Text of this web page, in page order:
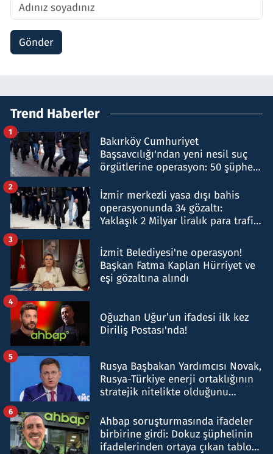
Gönder
Trend Haberler
Bakırköy Cumhuriyet
Başsavcılığı'ndan yeni nesil suç
örgütlerine operasyon: 50 şüpheli
1
İzmir merkezli yasa dışı bahis
operasyonunda 34 gözaltı:
Yaklaşık 2 Milyar liralık para trafiği
2
İzmit Belediyesi'ne operasyon!
Başkan Fatma Kaplan Hürriyet ve
eşi gözaltına alındı
3
Oğuzhan Uğur’un ifadesi ilk kez
Diriliş Postası'nda!
4
Rusya Başbakan Yardımcısı Novak,
Rusya-Türkiye enerji ortaklığının
stratejik nitelikte olduğunu
5
Ahbap soruşturmasında ifadeler
birbirine girdi: Dokuz şüphelinin
ifadelerinden ortaya çıkan tablo
6